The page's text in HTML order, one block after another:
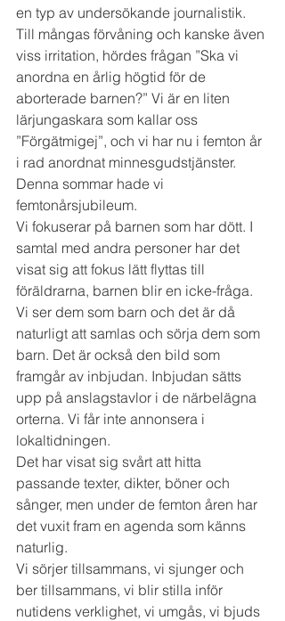
en typ av undersökande journalistik.
Till mångas förvåning och kanske även
viss irritation, hördes frå­gan ”Ska vi
anordna en årlig högtid för de
aborterade barnen?” Vi är en liten
lärjungaskara som kallar oss
”Förgätmigej”, och vi har nu i femton år
i rad anordnat minnes­gudstjänster.
Denna sommar hade vi
femtonårsjubileum.
Vi fokuserar på barnen som har dött. I
samtal med andra personer har det
visat sig att fokus lätt flyttas till
föräldrarna, barnen blir en icke-fråga.
Vi ser dem som barn och det är då
naturligt att samlas och sörja dem som
barn. Det är också den bild som
framgår av inbjudan. Inbjudan sätts
upp på anslagstavlor i de närbelägna
orterna. Vi får inte annonsera i
lokaltidningen.
Det har visat sig svårt att hitta
passande texter, dikter, böner och
sånger, men under de femton åren har
det vuxit fram en agenda som känns
naturlig.
Vi sörjer tillsammans, vi sjunger och
ber tillsammans, vi blir stilla inför
nutidens verklighet, vi umgås, vi bjuds